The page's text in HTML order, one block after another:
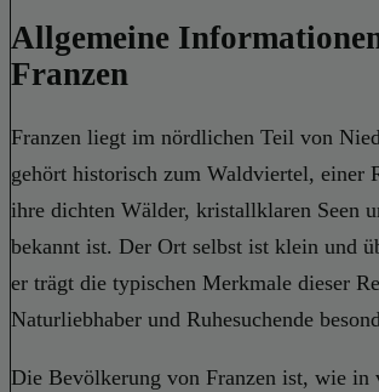
Allgemeine
Franzen
Franzen liegt im nördlichen Teil von
gehört historisch zum Waldviertel, einer
ihre dichten Wälder, kristallklaren Seen
bekannt ist. Der Ort selbst ist klein und
er trägt die typischen Merkmale dieser
Naturliebhaber und Ruhesuchende
Die Bevölkerung von Franzen ist, wie in